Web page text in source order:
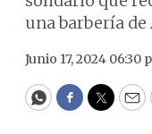
una barbería
Junio 17, 2024 06:30
WhatsApp
Facebook